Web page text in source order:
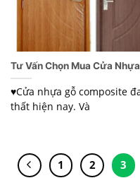
Tư Vấn Chọn Mua Cửa
♥Cửa nhựa gỗ composite
thất hiện nay. Và
1 2 3